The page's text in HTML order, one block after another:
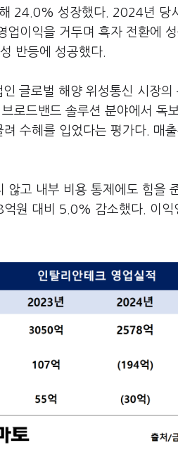
24.0% 성장했다. 2024년 당
업이익을 거두며 흑자 전환에
반등에 성공했다.
글로벌 해양 위성통신 시장
로드밴드 솔루션 분야에서 독
려 수혜를 입었다는 평가다.
않고 내부 비용 통제에도 힘을
원 대비 5.0% 감소했다. 이